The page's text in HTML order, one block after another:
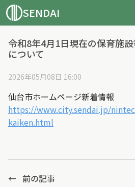
SENDAI
令和8年4月1日現在の保育施
について
2026年05月08日 16:00
仙台市ホームページ新着情報
https://www.city.sendai.jp/
kaiken.html
← 前の記事